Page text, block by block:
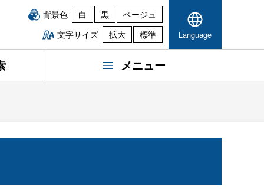
背景色 白 黒
ベージュ
文字サイズ
拡大 標準 Language
メニュー